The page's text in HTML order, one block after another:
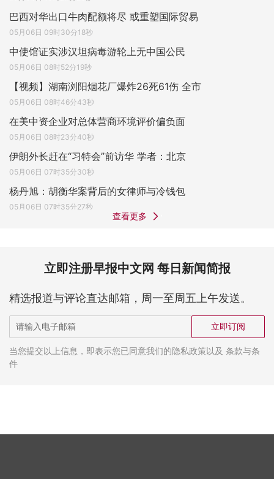
巴西对华出口牛肉配额将尽 或重塑国际贸易
05月06日 09时30分18秒
中使馆证实涉汉坦病毒游轮上无中国公民
05月06日 08时52分19秒
【视频】湖南浏阳烟花厂爆炸26死61伤 全市
05月06日 08时46分43秒
在美中资企业对总体营商环境评价偏负面
05月06日 08时23分40秒
伊朗外长赶在“习特会”前访华 学者：北京
05月06日 07时35分30秒
杨丹旭：胡衡华案背后的女律师与冷钱包
05月06日 07时35分27秒
查看更多
立即注册早报中文网 每日新闻简报
精选报道与评论直达邮箱，周一至周五上午发送。
立即订阅
当您提交以上信息，即表示您已同意我们的隐私政策以及 条款与条
件